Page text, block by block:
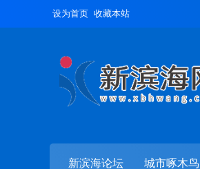
设为首页 收藏本站
新滨海论坛 城市啄木鸟